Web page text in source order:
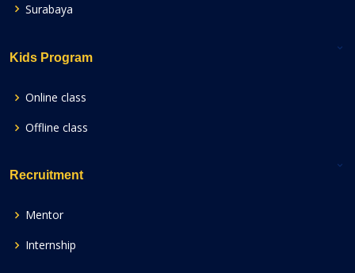
Surabaya
Kids Program
Online class
Offline class
Recruitment
Mentor
Internship